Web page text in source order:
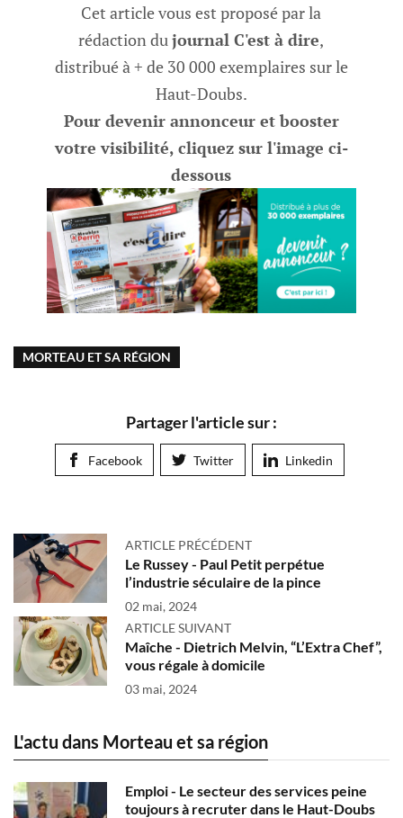
Cet article vous est proposé par la
rédaction dujournal C'est à dire,
distribué à + de 30 000 exemplaires sur le
Haut-Doubs.
Pour devenir annonceur et booster
votre visibilité, cliquez sur l'image ci-
dessous
MORTEAU ET SA RÉGION
Partager l'article sur :
Facebook Twitter Linkedin
ARTICLE PRÉCÉDENT
Le Russey - Paul Petit perpétue
l’industrie séculaire de la pince
02 mai, 2024
ARTICLE SUIVANT
Maîche - Dietrich Melvin, “L’Extra Chef”,
vous régale à domicile
03 mai, 2024
L'actu dans Morteau et sa région
Emploi - Le secteur des services peine
toujours à recruter dans le Haut-Doubs